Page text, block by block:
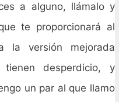
a alguno, llámalo y
te proporcionará al
la versión mejorada
desperdicio, y
un par al que llamo